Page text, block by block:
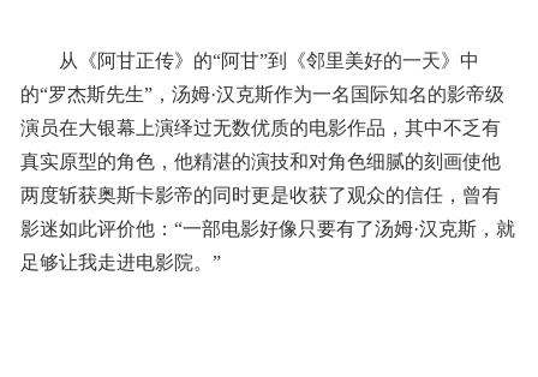
从《阿甘正传》的“阿甘”到《邻里美好的一天》中
的“罗杰斯先生”，汤姆·汉克斯作为一名国际知名的影帝级
演员在大银幕上演绎过无数优质的电影作品，其中不乏有
真实原型的角色，他精湛的演技和对角色细腻的刻画使他
两度斩获奥斯卡影帝的同时更是收获了观众的信任，曾有
影迷如此评价他：“一部电影好像只要有了汤姆·汉克斯，就
足够让我走进电影院。”